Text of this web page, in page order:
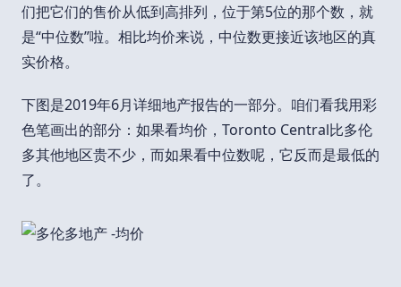
们把它们的售价从低到高排列，位于第5位的那个数，就
是“中位数”啦。相比均价来说，中位数更接近该地区的真
实价格。
下图是2019年6月详细地产报告的一部分。咱们看我用彩
色笔画出的部分：如果看均价，Toronto Central比多伦
多其他地区贵不少，而如果看中位数呢，它反而是最低的
了。